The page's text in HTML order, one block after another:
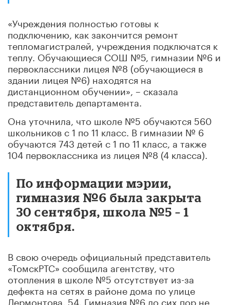
«Учреждения полностью готовы к
подключению, как закончится ремонт
тепломагистралей, учреждения подключатся к
теплу. Обучающиеся СОШ №5, гимназии №6 и
первоклассники лицея №8 (обучающиеся в
здании лицея №6) находятся на
дистанционном обучении», – сказала
представитель департамента.
Она уточнила, что школе №5 обучаются 560
школьников с 1 по 11 класс. В гимназии № 6
обучаются 743 детей с 1 по 11 класс, а также
104 первоклассника из лицея №8 (4 класса).
По информации мэрии,
гимназия №6 была закрыта
30 сентября, школа №5 – 1
октября.
В свою очередь официальный представитель
«ТомскРТС» сообщила агентству, что
отопления в школе №5 отсутствует из-за
дефекта на сетях в районе дома по улице
Лермонтова, 54. Гимназия №6 до сих пор не